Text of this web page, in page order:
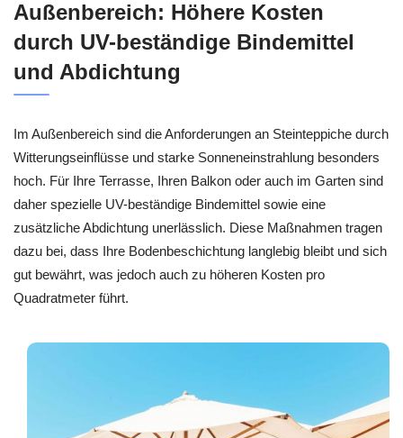
Außenbereich: Höhere Kosten
durch UV-beständige Bindemittel
und Abdichtung
Im Außenbereich sind die Anforderungen an Steinteppiche durch
Witterungseinflüsse und starke Sonneneinstrahlung besonders
hoch. Für Ihre Terrasse, Ihren Balkon oder auch im Garten sind
daher spezielle UV-beständige Bindemittel sowie eine
zusätzliche Abdichtung unerlässlich. Diese Maßnahmen tragen
dazu bei, dass Ihre Bodenbeschichtung langlebig bleibt und sich
gut bewährt, was jedoch auch zu höheren Kosten pro
Quadratmeter führt.